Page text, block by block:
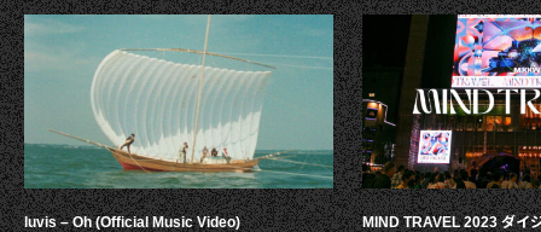
luvis – Oh (Official Music Video) MIND TRAVEL 2023 ダイ